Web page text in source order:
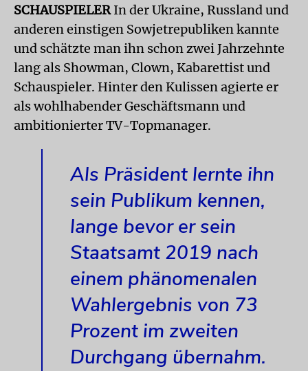
SCHAUSPIELERIn der Ukraine, Russland und
anderen einstigen Sowjetrepubliken kannte
und schätzte man ihn schon zwei Jahrzehnte
lang als Showman, Clown, Kabarettist und
Schauspieler. Hinter den Kulissen agierte er
als wohlhabender Geschäftsmann und
ambitionierter TV-Topmanager.
Als Präsident lernte ihn
sein Publikum kennen,
lange bevor er sein
Staatsamt 2019 nach
einem phänomenalen
Wahlergebnis von 73
Prozent im zweiten
Durchgang übernahm.